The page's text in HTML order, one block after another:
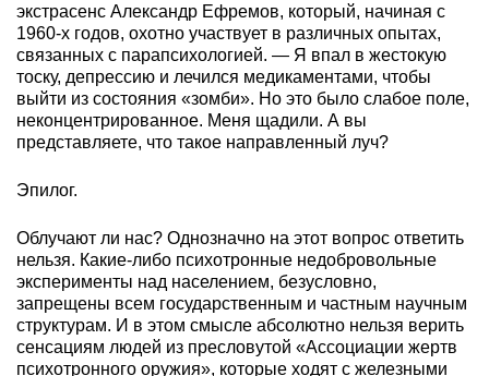
экстрасенс Александр Ефремов, который, начиная с
1960-х годов, охотно участвует в различных опытах,
связанных с парапсихологией. — Я впал в жестокую
тоску, депрессию и лечился медикаментами, чтобы
выйти из состояния «зомби». Но это было слабое поле,
неконцентрированное. Меня щадили. А вы
представляете, что такое направленный луч?
Эпилог.
Облучают ли нас? Однозначно на этот вопрос ответить
нельзя. Какие-либо психотронные недобровольные
эксперименты над населением, безусловно,
запрещены всем государственным и частным научным
структурам. И в этом смысле абсолютно нельзя верить
сенсациям людей из пресловутой «Ассоциации жертв
психотронного оружия», которые ходят с железными